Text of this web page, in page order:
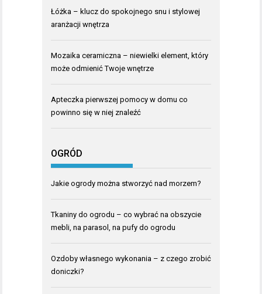
Łóżka – klucz do spokojnego snu i stylowej
aranżacji wnętrza
Mozaika ceramiczna – niewielki element, który
może odmienić Twoje wnętrze
Apteczka pierwszej pomocy w domu co
powinno się w niej znaleźć
OGRÓD
Jakie ogrody można stworzyć nad morzem?
Tkaniny do ogrodu – co wybrać na obszycie
mebli, na parasol, na pufy do ogrodu
Ozdoby własnego wykonania – z czego zrobić
doniczki?